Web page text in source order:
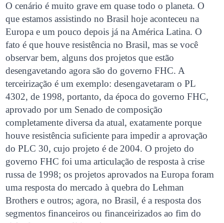
O cenário é muito grave em quase todo o planeta. O
que estamos assistindo no Brasil hoje aconteceu na
Europa e um pouco depois já na América Latina. O
fato é que houve resistência no Brasil, mas se você
observar bem, alguns dos projetos que estão
desengavetando agora são do governo FHC. A
terceirização é um exemplo: desengavetaram o PL
4302, de 1998, portanto, da época do governo FHC,
aprovado por um Senado de composição
completamente diversa da atual, exatamente porque
houve resistência suficiente para impedir a aprovação
do PLC 30, cujo projeto é de 2004. O projeto do
governo FHC foi uma articulação de resposta à crise
russa de 1998; os projetos aprovados na Europa foram
uma resposta do mercado à quebra do Lehman
Brothers e outros; agora, no Brasil, é a resposta dos
segmentos financeiros ou financeirizados ao fim do